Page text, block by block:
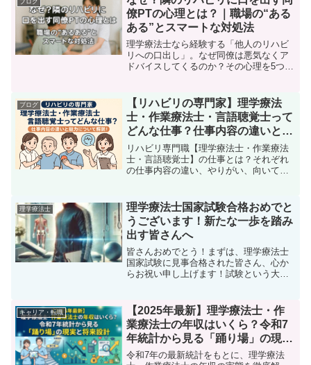
ブログ
僚PTの心理とは？｜職場の“ある
ある”とスマートな対処法
理学療法士なら経験する「他人のリハビ
リへの口出し」。なぜ同僚は悪気なくア
ドバイスしてくるのか？その心理を5つの
します。職場の人間関係のストレスを減
らすヒントがここに。
ブログ
【リハビリの専門家】理学療法
士・作業療法士・言語聴覚士って
どんな仕事？仕事内容の違いと魅
力について解説！
リハビリ専門職【理学療法士・作業療法
士・言語聴覚士】の仕事とは？それぞれ
の仕事内容の違い、やりがい、向いてい
えている方は必見の記事です。
理学療法士
理学療法士国家試験合格おめでと
うございます！新たな一歩を踏み
出す皆さんへ
皆さんおめでとう！まずは、理学療法士
国家試験に見事合格された皆さん、心か
らお祝い申し上げます！試験という大き
瞬間は、どれほどかけがえのないもの
か、今、皆さんも実感してい...
キャリア・転職
【2025年最新】理学療法士・作
業療法士の年収はいくら？令和7
年統計から見る「踊り場」の現実
と将来設計
令和7年の最新統計をもとに、理学療法